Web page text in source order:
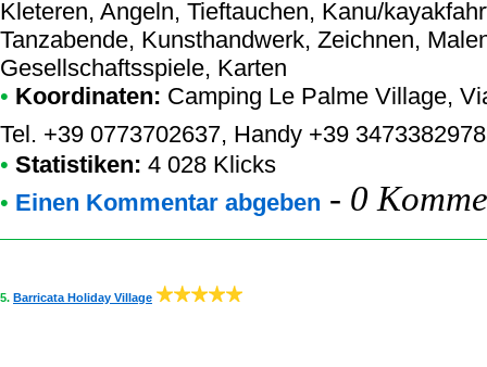
Kleteren, Angeln, Tieftauchen, Kanu/
Tanzabende, Kunsthandwerk, Zeichnen,
Gesellschaftsspiele, Karten
• Koordinaten: Camping Le Palme Village,
Tel. +39 0773702637, Handy +39 3473382978
• Statistiken: 4 028 Klicks
• Einen Kommentar abgeben - 0
5. Barricata Holiday Village